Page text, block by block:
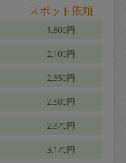
スポット依頼
1,800円
2,100円
2,350円
2,580円
2,870円
3,170円